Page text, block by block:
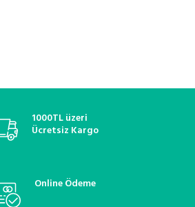
1000TL üzeri
Ücretsiz Kargo
Online Ödeme